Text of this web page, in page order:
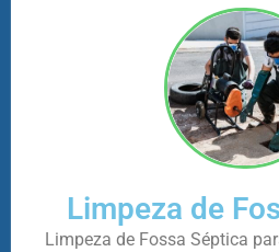
Limpeza de
Limpeza de Fossa Séptica